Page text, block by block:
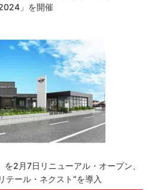
」を開催
を2月7日リニューアル・オープン、
テール・ネクスト”を導入